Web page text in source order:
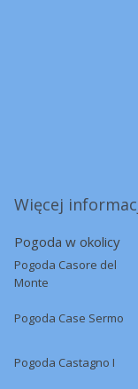
Więcej
Pogoda w okolicy
Pogoda Casore del
Monte
Pogoda Case Sermo
Pogoda Castagno I